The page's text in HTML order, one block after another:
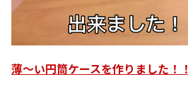
薄～い円筒ケースを作りました！！